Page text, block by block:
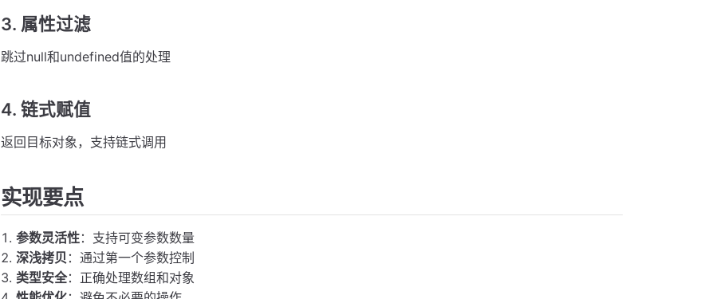
3. 属性过滤
跳过null和undefined值的处理
4. 链式赋值
返回目标对象，支持链式调用
实现要点
参数灵活性：支持可变参数数量
深浅拷贝 ：通过第一个参数控制
类型安全：正确处理数组和对象